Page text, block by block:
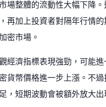
場整體的流動性大幅下降。
再加上投資者對隔年行情的
密市場。
經濟指標表現強勁，可能進
貨幣價格進一步上漲。不過
，短期波動會被額外放大出